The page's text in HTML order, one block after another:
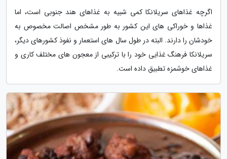
اگرچه غذاهای سریلانکا کمی شبیه به غذاهای هند جنوبی است، اما
غذاها و خوراکی های این کشور به طور مشخص اصالت مخصوص به
خودشان را دارند. البته در طول سال های استعمار و نفوذ کشورهای دیگر،
سریلانکا فرهنگ غذایی خود را با ترکیبی از معجون های مختلف کاری و
غذاهای خوشمزه تطبیق داده است.